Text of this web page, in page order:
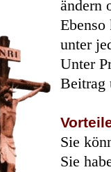
ändern
unter
Unter
Beitrag
Sie
Sie